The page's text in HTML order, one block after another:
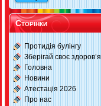
Сторінки
Протидія булінгу
Зберігай своє здоров’я
Головна
Новини
Атестація 2026
Про нас